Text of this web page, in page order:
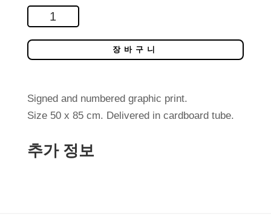
Barnacle
Goose
수
량
장바구니
Signed and numbered graphic print.
Size 50 x 85 cm. Delivered in cardboard tube.
추가 정보